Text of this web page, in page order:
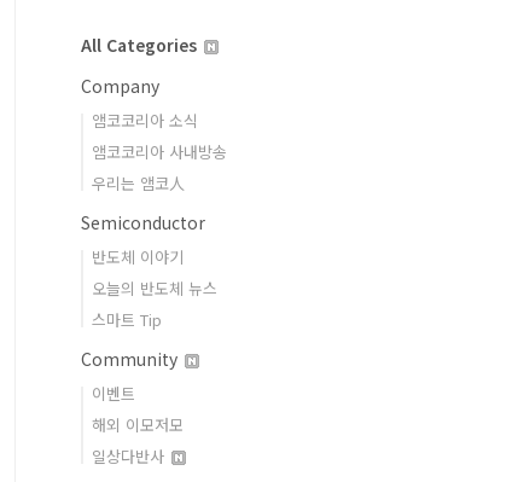
All Categories
Company
앰코코리아 소식
앰코코리아 사내방송
우리는 앰코人
Semiconductor
반도체 이야기
오늘의 반도체 뉴스
스마트 Tip
Community
이벤트
해외 이모저모
일상다반사